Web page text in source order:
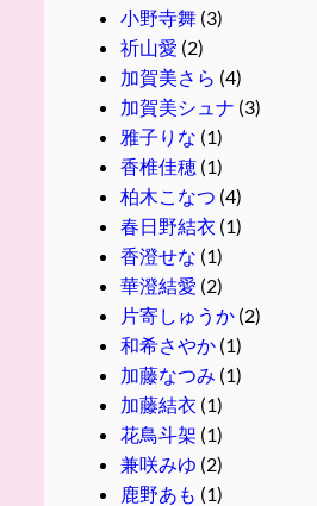
小野寺舞(3)
祈山愛 (2)
加賀美さら (4)
加賀美シュナ (3)
雅子りな (1)
香椎佳穂(1)
柏木こなつ (4)
春日野結衣 (1)
香澄せな (1)
華澄結愛 (2)
片寄しゅうか(2)
和希さやか(1)
加藤なつみ (1)
加藤結衣 (1)
花鳥斗架 (1)
兼咲みゆ (2)
鹿野あも (1)